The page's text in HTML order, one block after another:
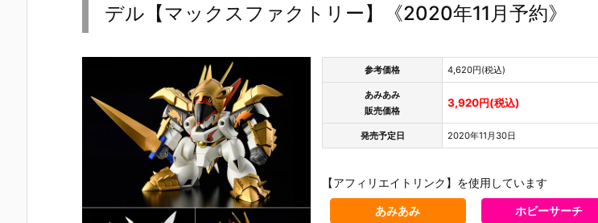
デル【マックスファクトリー】《2020年11月予約》
参考価格 4,620円(税込)
あみあみ
販売価格
3,920円(税込)
発売予定日 2020年11月30日
【アフィリエイトリンク】を使用しています
あみあみ ホビーサーチ